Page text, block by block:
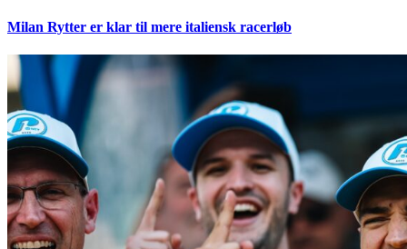
Milan Rytter er klar til mere italiensk racerløb